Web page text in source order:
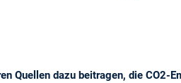
Quellen dazu beitragen, die CO2-